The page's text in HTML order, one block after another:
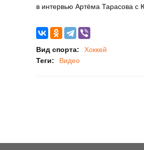
в интервью Артёма Тарасова
Вид спорта:
Хоккей
Теги:
Видео